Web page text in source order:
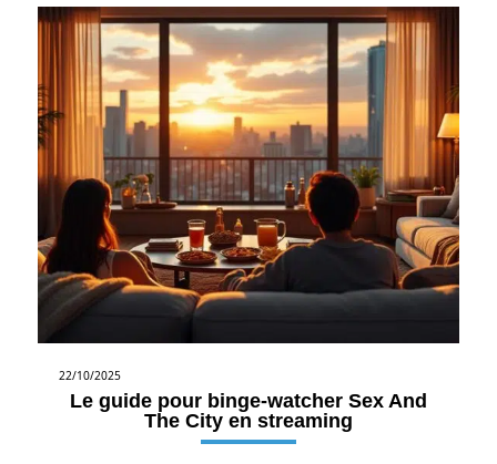
22/10/2025
Le guide pour binge-watcher Sex And
The City en streaming